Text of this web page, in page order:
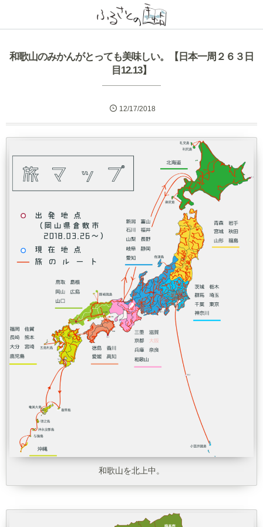
和歌山のみかんがとっても美味しい。【日本一周２６３日
目12.13】
12/17/2018
和歌山を北上中。